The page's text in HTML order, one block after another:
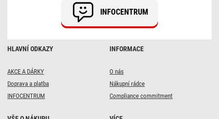
HLAVNÍ ODKAZY
AKCE A DÁRKY
Doprava a platba
INFOCENTRUM
INFORMACE
O nás
Nákupní rádce
Compliance commitment
INFOCENTRUM